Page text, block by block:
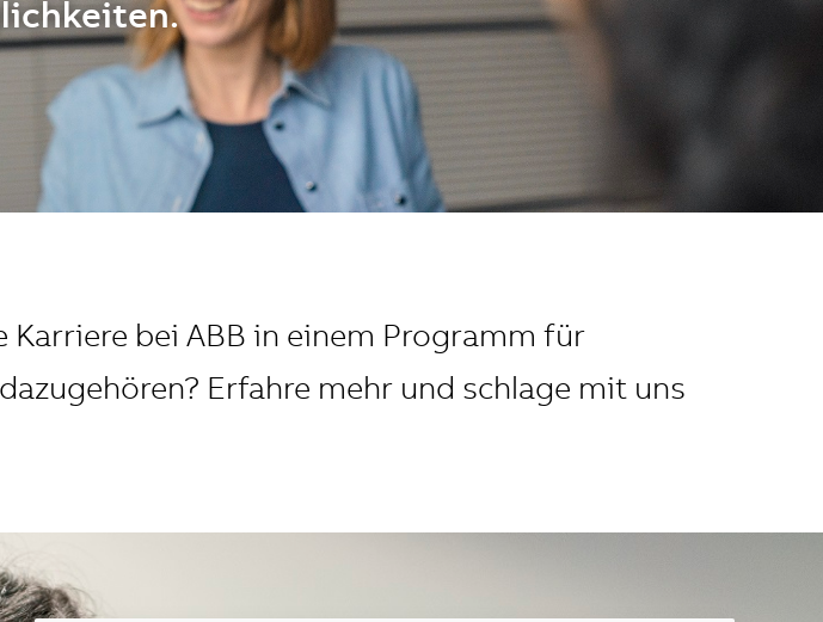
Karriere bei ABB in einem Programm für
Erfahre mehr und schlage mit uns